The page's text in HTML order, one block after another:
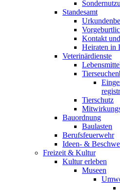
Standesamt
Kontakt
Heiraten in
Veterinärdienste
Tierschutz
Bauordnung
Baulasten
Berufsfeuerwehr
Ideen- &
Freizeit & Kultur
Kultur erleben
Museen